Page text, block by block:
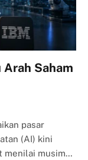
Saham
pasar
(AI) kini
menilai musim…